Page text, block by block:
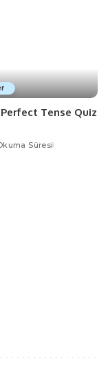
Tense Quiz
Süresi